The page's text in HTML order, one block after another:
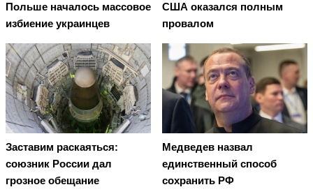
Польше началось массовое
избиение украинцев
США оказался полным
провалом
Заставим раскаяться:
союзник России дал
грозное обещание
Медведев назвал
единственный способ
сохранить РФ